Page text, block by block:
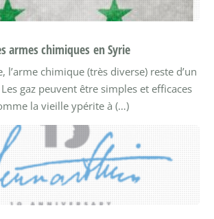
armes chimiques en Syrie
l’arme chimique (très diverse) reste d’un
gaz peuvent être simples et efficaces
la vieille ypérite à (…)